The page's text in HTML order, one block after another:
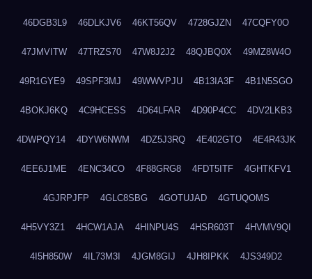
46DGB3L9 46DLKJV6 46KT56QV 4728GJZN 47CQFY0O
47JMVITW 47TRZS70 47W8J2J2 48QJBQ0X 49MZ8W4O
49R1GYE9 49SPF3MJ 49WWVPJU 4B13IA3F 4B1N5SGO
4BOKJ6KQ 4C9HCESS 4D64LFAR 4D90P4CC 4DV2LKB3
4DWPQY14 4DYW6NWM 4DZ5J3RQ 4E402GTO 4E4R43JK
4EE6J1ME 4ENC34CO 4F88GRG8 4FDT5ITF 4GHTKFV1
4GJRPJFP 4GLC8SBG 4GOTUJAD 4GTUQOMS
4H5VY3Z1 4HCW1AJA 4HINPU4S 4HSR603T 4HVMV9QI
4I5H850W 4IL73M3I 4JGM8GIJ 4JH8IPKK 4JS349D2